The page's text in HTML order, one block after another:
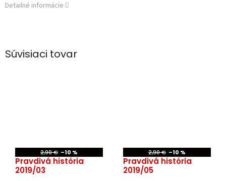
Detailné informácie
Súvisiaci tovar
2,90 € –10 %
Pravdivá história
2019/03
2,90 € –10 %
Pravdivá história
2019/05